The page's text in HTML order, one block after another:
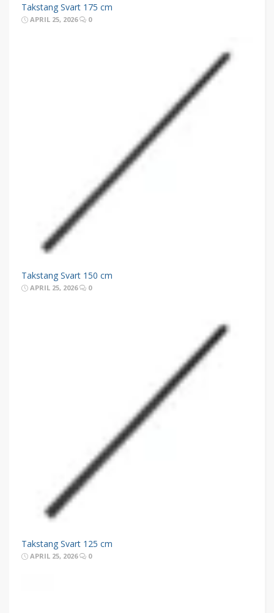
Takstang Svart 175 cm
APRIL 25, 2026 0
Takstang Svart 150 cm
APRIL 25, 2026 0
Takstang Svart 125 cm
APRIL 25, 2026 0